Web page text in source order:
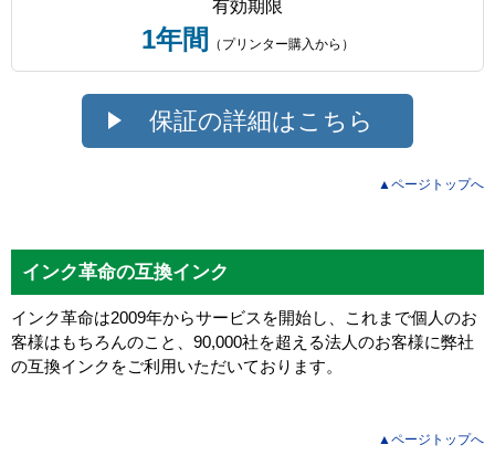
有効期限
1年間 （プリンター購入から）
保証の詳細はこちら
▲ページトップへ
インク革命の互換インク
インク革命は2009年からサービスを開始し、これまで個人のお
客様はもちろんのこと、90,000社を超える法人のお客様に弊社
の互換インクをご利用いただいております。
▲ページトップへ